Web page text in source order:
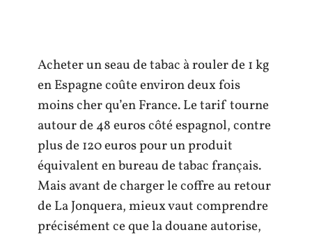
Acheter un seau de tabac à rouler de 1 kg
en Espagne coûte environ deux fois
moins cher qu’en France. Le tarif tourne
autour de 48 euros côté espagnol, contre
plus de 120 euros pour un produit
équivalent en bureau de tabac français.
Mais avant de charger le coffre au retour
de La Jonquera, mieux vaut comprendre
précisément ce que la douane autorise,